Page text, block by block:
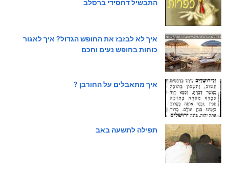
התבשיל דחסידי ברסלב
איך לא לבזבז את החופש הגדול? איך לאגור
כוחות בחופש נעים וחכם
איך מתאבלים על החורבן ?
תפילה לתשעה באב